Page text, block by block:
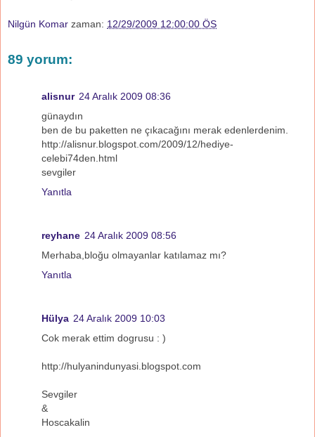
Nilgün Komar zaman: 12/29/2009 12:00:00 ÖS
89 yorum:
alisnur 24 Aralık 2009 08:36
günaydın
ben de bu paketten ne çıkacağını merak edenlerdenim.
http://alisnur.blogspot.com/2009/12/hediye-
celebi74den.html
sevgiler
Yanıtla
reyhane 24 Aralık 2009 08:56
Merhaba,bloğu olmayanlar katılamaz mı?
Yanıtla
Hülya 24 Aralık 2009 10:03
Cok merak ettim dogrusu : )
http://hulyanindunyasi.blogspot.com
Sevgiler
&
Hoscakalin